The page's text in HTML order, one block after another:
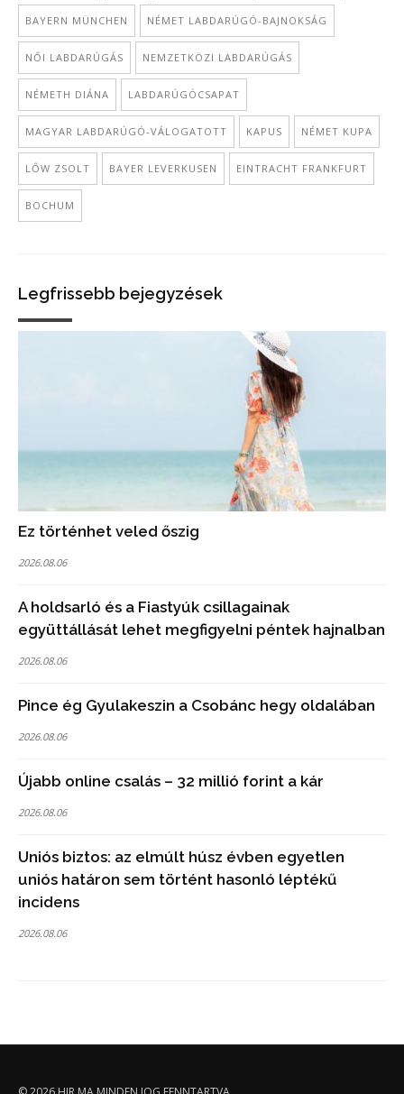
BAYERN MÜNCHEN NÉMET LABDARÚGÓ-BAJNOKSÁG
NŐI LABDARÚGÁS NEMZETKÖZI LABDARÚGÁS
NÉMETH DIÁNA LABDARÚGÓCSAPAT
MAGYAR LABDARÚGÓ-VÁLOGATOTT KAPUS NÉMET KUPA
LŐW ZSOLT BAYER LEVERKUSEN EINTRACHT FRANKFURT
BOCHUM
Legfrissebb bejegyzések
Ez történhet veled őszig
2026.08.06
A holdsarló és a Fiastyúk csillagainak
együttállását lehet megfigyelni péntek hajnalban
2026.08.06
Pince ég Gyulakeszin a Csobánc hegy oldalában
2026.08.06
Újabb online csalás – 32 millió forint a kár
2026.08.06
Uniós biztos: az elmúlt húsz évben egyetlen
uniós határon sem történt hasonló léptékű
incidens
2026.08.06